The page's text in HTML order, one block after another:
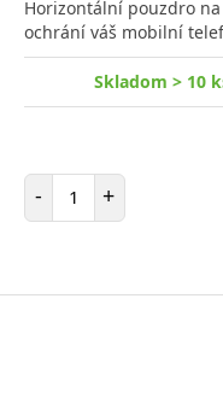
Horizontální pouzdro na
ochrání váš mobilní
Skladom > 10
- Počet položiek
+